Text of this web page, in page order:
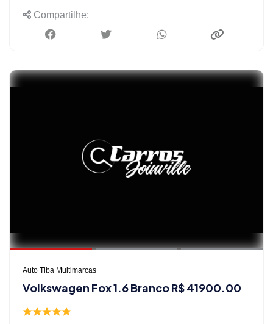
Compartilhe:
Auto Tiba Multimarcas
Volkswagen Fox 1.6 Branco R$ 41900.00